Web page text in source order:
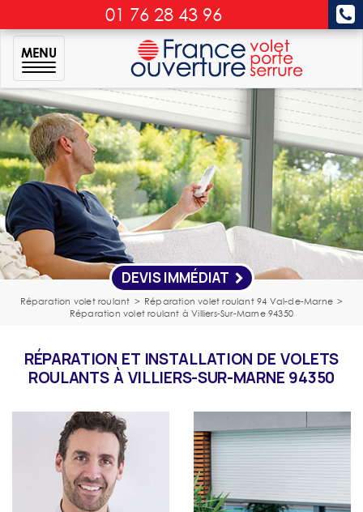
01 76 28 43 96
MENU
DEVIS IMMÉDIAT
Réparation volet roulant > Réparation volet roulant 94 Val-de-Marne >
Réparation volet roulant à Villiers-Sur-Marne 94350
RÉPARATION ET INSTALLATION DE VOLETS
ROULANTS À VILLIERS-SUR-MARNE 94350